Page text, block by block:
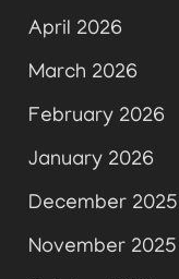
April 2026
March 2026
February 2026
January 2026
December 2025
November 2025